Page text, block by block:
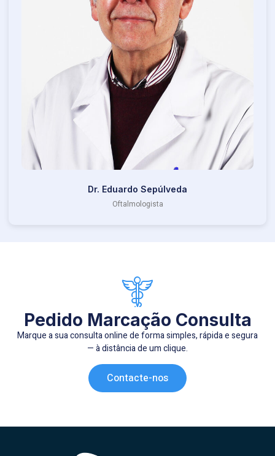
Dr. Eduardo Sepúlveda
Oftalmologista
Pedido Marcação Consulta
Marque a sua consulta online de forma simples, rápida e segura
— à distância de um clique.
Contacte-nos